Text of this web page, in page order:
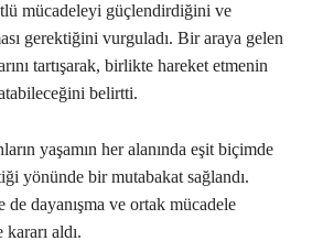
mücadeleyi güçlendirdiğini ve
gerektiğini vurguladı. Bir araya gelen
tartışarak, birlikte hareket etmenin
belirtti.
yaşamın her alanında eşit biçimde
yönünde bir mutabakat sağlandı.
de dayanışma ve ortak mücadele
kararı aldı.